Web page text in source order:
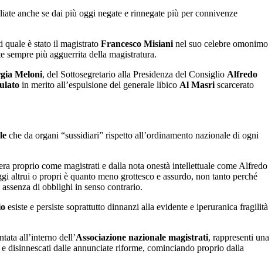
anche se dai più oggi negate e rinnegate più per connivenze
quale è stato il magistrato Francesco Misiani nel suo celebre omonimo
più agguerrita della magistratura.
Meloni, del Sottosegretario alla Presidenza del Consiglio Alfredo
in merito all’espulsione del generale libico Al Masri scarcerato
che da organi “sussidiari” rispetto all’ordinamento nazionale di ogni
proprio come magistrati e dalla nota onestà intellettuale come Alfredo
altrui o propri è quanto meno grottesco e assurdo, non tanto perché
assenza di obblighi in senso contrario.
esiste e persiste soprattutto dinnanzi alla evidente e iperuranica fragilità
all’interno dell’Associazione nazionale magistrati, rappresenti una
e disinnescati dalle annunciate riforme, cominciando proprio dalla